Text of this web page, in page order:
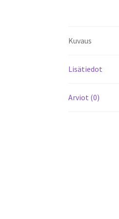
Kuvaus
Lisätiedot
Arviot (0)